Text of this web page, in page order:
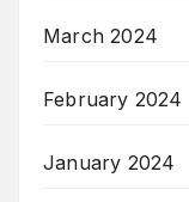
March 2024
February 2024
January 2024